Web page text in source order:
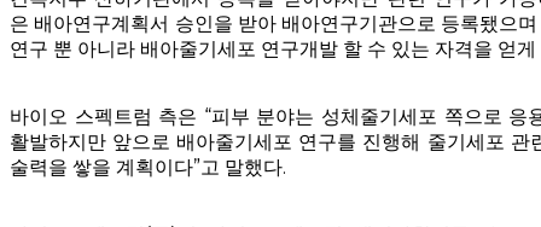
은 배아연구계획서 승인을 받아 배아연구기관으로 등록됐으
연구 뿐 아니라 배아줄기세포 연구개발 할 수 있는 자격을 얻
바이오 스펙트럼 측은 “피부 분야는 성체줄기세포 쪽으로 응
활발하지만 앞으로 배아줄기세포 연구를 진행해 줄기세포 관
술력을 쌓을 계획이다”고 말했다.